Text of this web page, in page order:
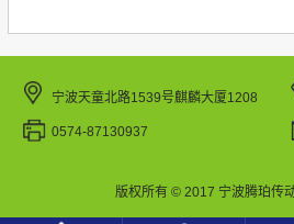
宁波天童北路1539号麒麟大厦1208
0574-87130937
版权所有 © 2017 宁波腾珀传